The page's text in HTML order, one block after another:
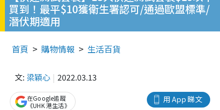
買到！最平$10獲衛生署認可/通過歐盟標準/
潛伏期適用
首頁 購物情報 生活百貨
文: 梁穎心 2022.03.13
用 App 睇文
在Google追蹤
《UHK 港生活》